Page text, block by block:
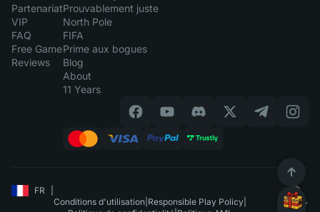
Partenariat
VIP
FAQ
Free Game
Reviews
Prouvablement juste
North Pole
FIFA
Prime aux bogues
Blog
About
11 Years
FR
Conditions d'utilisation Responsible Play Policy